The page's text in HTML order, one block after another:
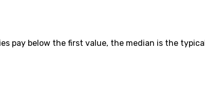
pay below the first value, the median is the